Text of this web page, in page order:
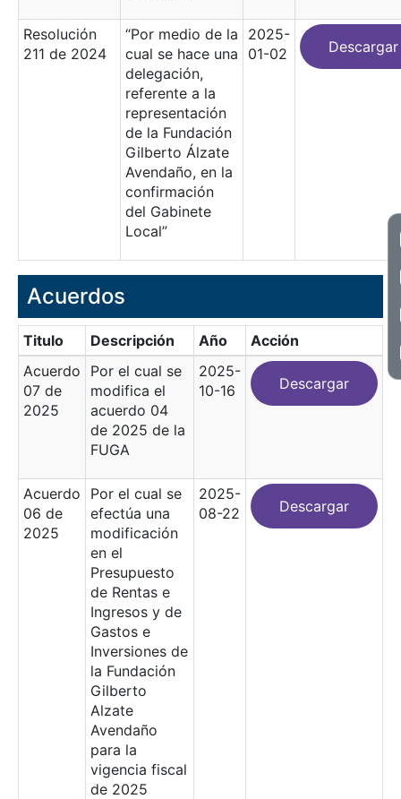
Resolución
211 de 2024
“Por medio de la
cual se hace una
delegación,
referente a la
representación
de la Fundación
Gilberto Álzate
Avendaño, en la
confirmación
del Gabinete
Local”
2025-
01-02
Descargar
Acuerdos
Titulo Descripción Año
Acción
Acuerdo
07 de
2025
Por el cual se
modifica el
acuerdo 04
de 2025 de la
FUGA
2025-
10-16
Descargar
Acuerdo
06 de
2025
Por el cual se
efectúa una
modificación
en el
Presupuesto
de Rentas e
Ingresos y de
Gastos e
Inversiones de
la Fundación
Gilberto
Alzate
Avendaño
para la
vigencia fiscal
de 2025
2025-
08-22
Descargar